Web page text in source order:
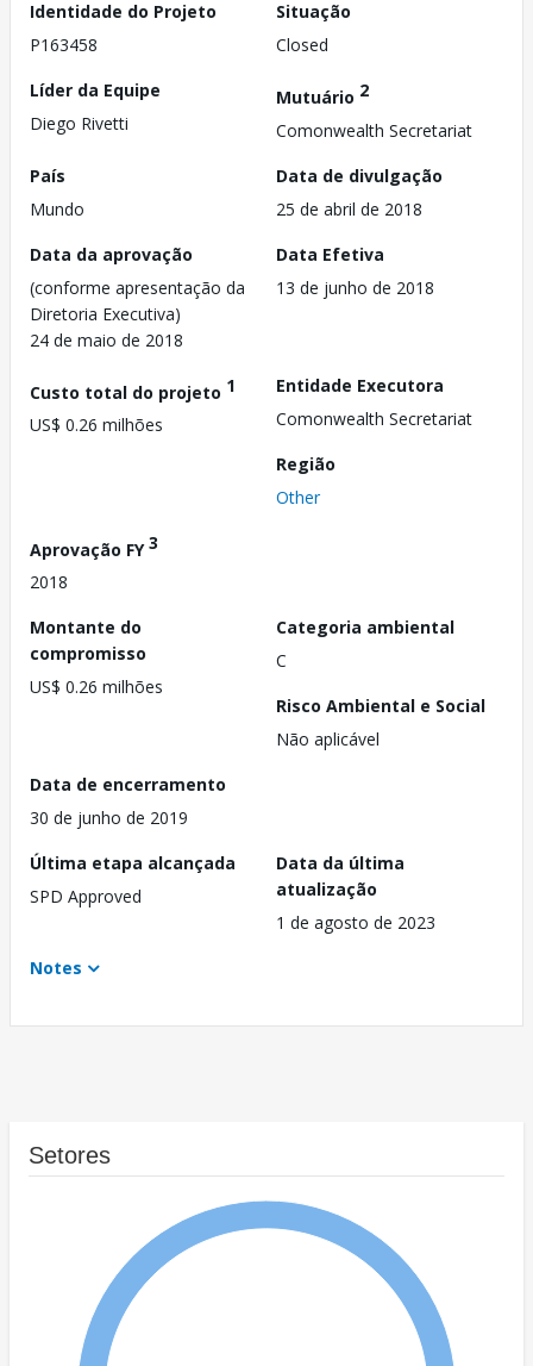
Identidade do Projeto
P163458
Situação
Closed
Líder da Equipe
Diego Rivetti
Mutuário 2
Comonwealth Secretariat
País
Mundo
Data de divulgação
25 de abril de 2018
Data da aprovação
(conforme apresentação da
Diretoria Executiva)
24 de maio de 2018
Data Efetiva
13 de junho de 2018
Custo total do projeto 1
US$ 0.26 milhões
Entidade Executora
Comonwealth Secretariat
Região
Other
Aprovação FY3
2018
Montante do
compromisso
US$ 0.26 milhões
Categoria ambiental
C
Risco Ambiental e Social
Não aplicável
Data de encerramento
30 de junho de 2019
Última etapa alcançada
SPD Approved
Data da última
atualização
1 de agosto de 2023
Notes
Setores